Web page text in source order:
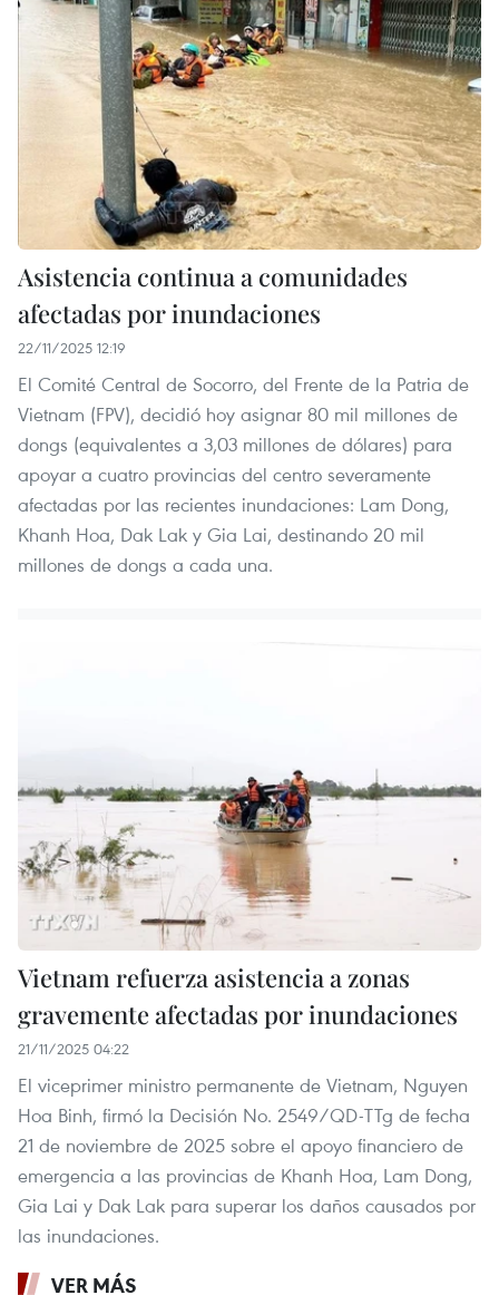
Asistencia continua a comunidades
afectadas por inundaciones
22/11/2025 12:19
El Comité Central de Socorro, del Frente de la Patria de
Vietnam (FPV), decidió hoy asignar 80 mil millones de
dongs (equivalentes a 3,03 millones de dólares) para
apoyar a cuatro provincias del centro severamente
afectadas por las recientes inundaciones: Lam Dong,
Khanh Hoa, Dak Lak y Gia Lai, destinando 20 mil
millones de dongs a cada una.
Vietnam refuerza asistencia a zonas
gravemente afectadas por inundaciones
21/11/2025 04:22
El viceprimer ministro permanente de Vietnam, Nguyen
Hoa Binh, firmó la Decisión No. 2549/QD-TTg de fecha
21 de noviembre de 2025 sobre el apoyo financiero de
emergencia a las provincias de Khanh Hoa, Lam Dong,
Gia Lai y Dak Lak para superar los daños causados por
las inundaciones.
VER MÁS